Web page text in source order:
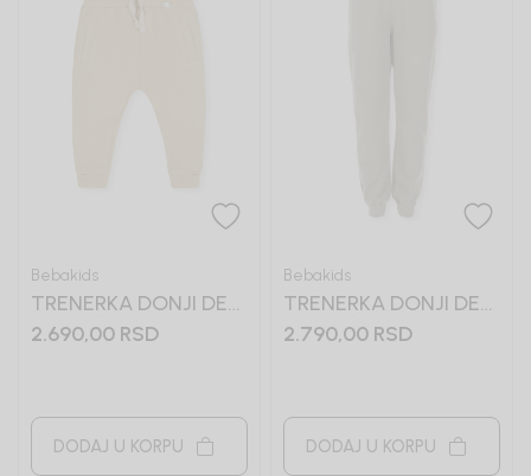
Bebakids
TRENERKA DONJI DEO
ZA DEČAKE VIKTOR
2.690,00 RSD
DODAJ U KORPU
Bebakids
TRENERKA DONJI DEO
ZA DEČAKE BASIC
2.790,00 RSD
DODAJ U KORPU